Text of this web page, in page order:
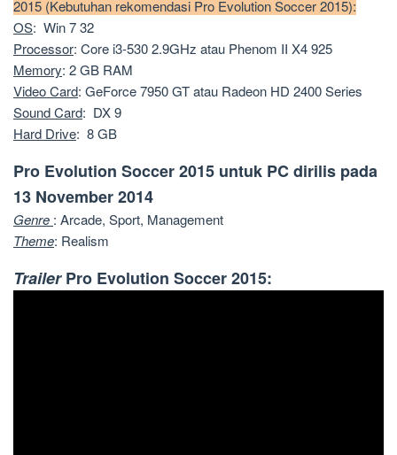
2015 (Kebutuhan rekomendasi Pro Evolution Soccer 2015):
OS: Win 7 32
Processor: Core i3-530 2.9GHz atau Phenom II X4 925
Memory: 2 GB RAM
Video Card: GeForce 7950 GT atau Radeon HD 2400 Series
Sound Card: DX 9
Hard Drive: 8 GB
Pro Evolution Soccer 2015 untuk PC dirilis pada
13 November 2014
Genre : Arcade, Sport, Management
Theme: Realism
TrailerPro Evolution Soccer 2015: